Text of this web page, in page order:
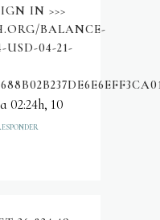
IN >>>
BALANCE-
USD-04-21-
02:24h, 10